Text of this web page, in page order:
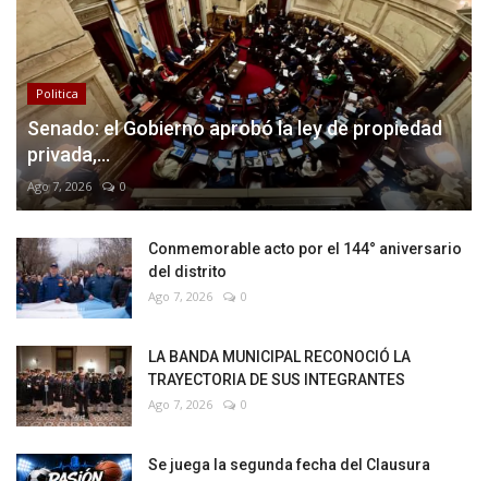
Politica
Senado: el Gobierno aprobó la ley de propiedad
privada,...
Ago 7, 2026 0
Conmemorable acto por el 144° aniversario
del distrito
Ago 7, 2026 0
LA BANDA MUNICIPAL RECONOCIÓ LA
TRAYECTORIA DE SUS INTEGRANTES
Ago 7, 2026 0
Se juega la segunda fecha del Clausura